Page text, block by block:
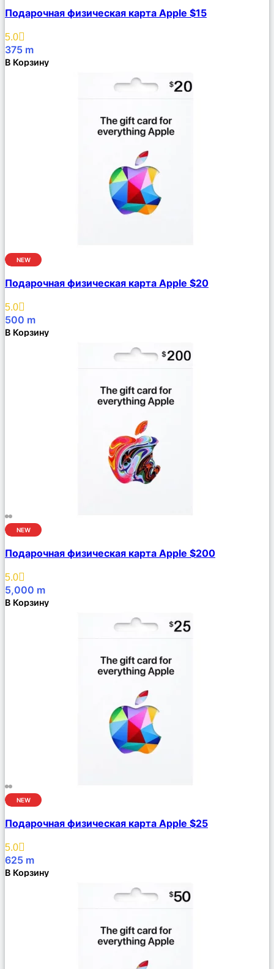
Описание
Избранное
Подарочная физическая карта Apple $15
5.0
375 m
В Корзину
NEW
Описание
Избранное
Подарочная физическая карта Apple $20
5.0
500 m
В Корзину
NEW
Описание
Избранное
Подарочная физическая карта Apple $200
5.0
5,000 m
В Корзину
NEW
Описание
Избранное
Подарочная физическая карта Apple $25
5.0
625 m
В Корзину